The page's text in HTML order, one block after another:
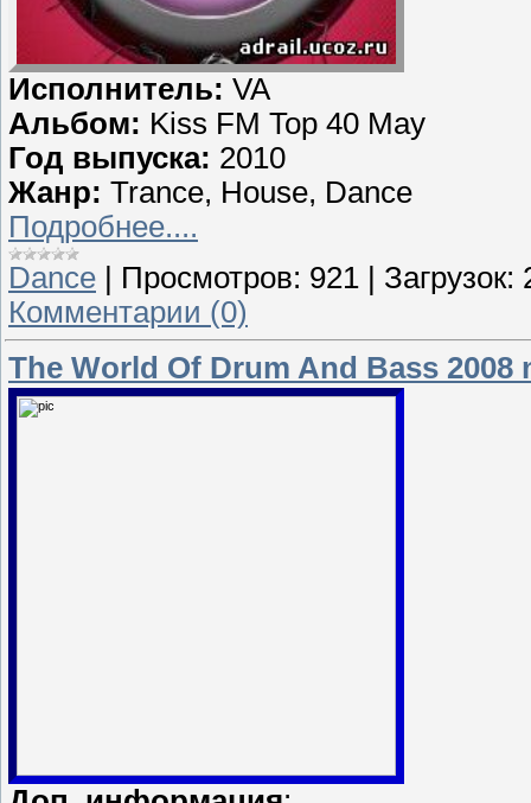
Исполнитель: VA
Альбом: Kiss FM Top 40 May
Год выпуска: 2010
Жанр: Trance, House, Dance
Подробнее....
Dance | Просмотров: 921 | Загрузок:
Комментарии (0)
The World Of Drum And Bass 2008